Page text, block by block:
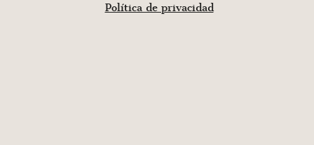
Política de privacidad